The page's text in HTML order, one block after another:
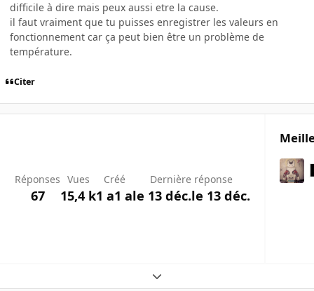
difficile à dire mais peux aussi etre la cause.
il faut vraiment que tu puisses enregistrer les valeurs en
fonctionnement car ça peut bien être un problème de
température.
Citer
Réponses
67
Vues
15,4 k
Créé
1 a1 a
Dernière réponse
le 13 déc.le 13 déc.
Expand topic overview